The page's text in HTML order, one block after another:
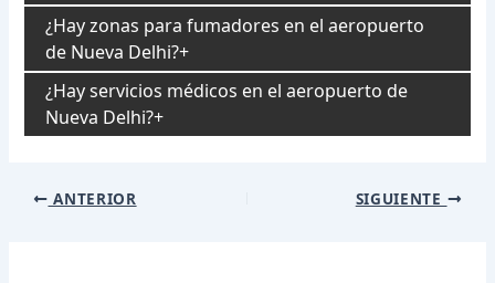
¿Hay zonas para fumadores en el aeropuerto
de Nueva Delhi?
¿Hay servicios médicos en el aeropuerto de
Nueva Delhi?
Navegación
ANTERIOR SIGUIENTE